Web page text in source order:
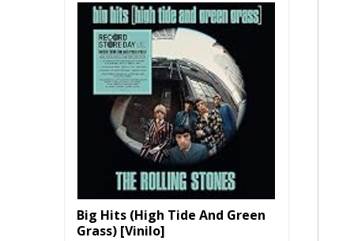
Big Hits (High Tide And Green
Grass) [Vinilo]